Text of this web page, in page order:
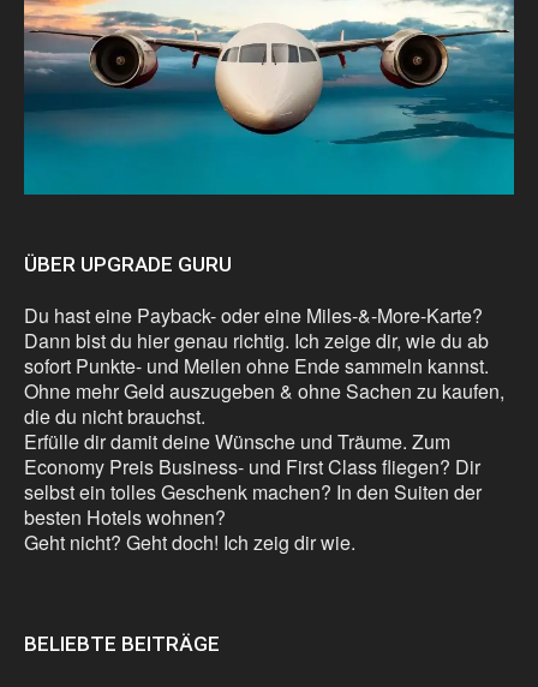
ÜBER UPGRADE GURU
Du hast eine Payback- oder eine Miles-&-More-Karte?
Dann bist du hier genau richtig. Ich zeige dir, wie du ab
sofort Punkte- und Meilen ohne Ende sammeln kannst.
Ohne mehr Geld auszugeben & ohne Sachen zu kaufen,
die du nicht brauchst.
Erfülle dir damit deine Wünsche und Träume. Zum
Economy Preis Business- und First Class fliegen? Dir
selbst ein tolles Geschenk machen? In den Suiten der
besten Hotels wohnen?
Geht nicht? Geht doch! Ich zeig dir wie.
BELIEBTE BEITRÄGE